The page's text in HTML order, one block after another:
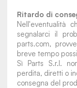
Ritardo di
Nell'eventualità
segnalarci il
parts.com,
breve tempo
Sì Parts S.r.l.
perdita, diretti o
consegna del